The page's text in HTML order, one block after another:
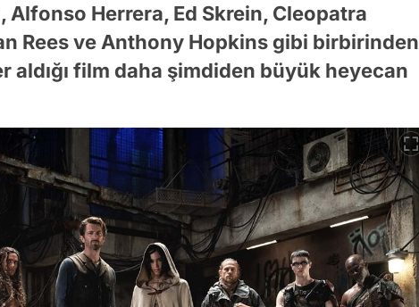
Alfonso Herrera, Ed Skrein, Cleopatra
Rees ve Anthony Hopkins gibi birbirinden
aldığı film daha şimdiden büyük heyecan